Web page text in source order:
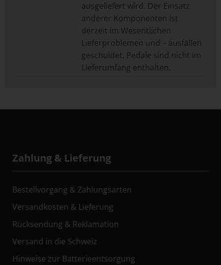
ausgeliefert wird. Der Einsatz
anderer Komponenten ist
derzeit im Wesentlichen
Lieferproblemen und – ausfällen
geschuldet. Pedale sind nicht im
Lieferumfang enthalten.
Zahlung & Lieferung
Bestellvorgang & Zahlungsarten
Versandkosten & Lieferung
Rücksendung & Reklamation
Versand in die Schweiz
Hinweise zur Batterieentsorgung